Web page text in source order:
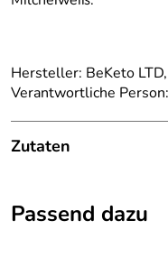
Hersteller: BeKeto
Verantwortliche
Zutaten
Sonnenblumenöl.
Passend dazu